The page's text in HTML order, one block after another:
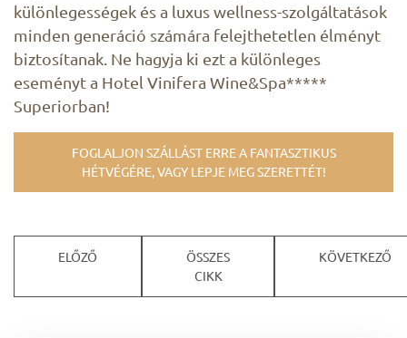
különlegességek és a luxus wellness-szolgáltatások
minden generáció számára felejthetetlen élményt
biztosítanak. Ne hagyja ki ezt a különleges
eseményt a Hotel Vinifera Wine&Spa*****
Superiorban!
FOGLALJON SZÁLLÁST ERRE A FANTASZTIKUS
HÉTVÉGÉRE, VAGY LEPJE MEG SZERETTÉT!
ELŐZŐ
ÖSSZES
CIKK
KÖVETKEZŐ